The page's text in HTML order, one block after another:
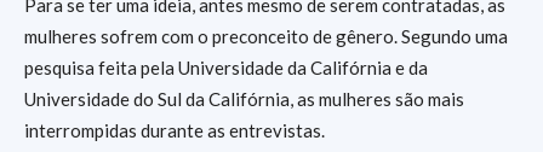
mulheres sofrem com o preconceito de gênero. Segundo uma
pesquisa feita pela Universidade da Califórnia e da
Universidade do Sul da Califórnia, as mulheres são mais
interrompidas durante as entrevistas.